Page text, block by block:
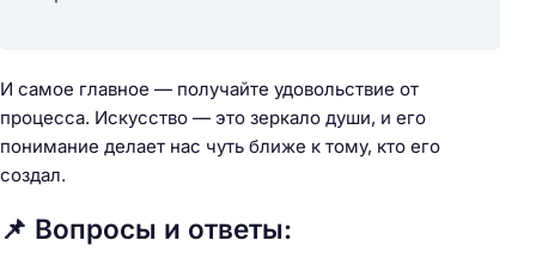
И самое главное — получайте удовольствие от
процесса. Искусство — это зеркало души, и его
понимание делает нас чуть ближе к тому, кто его
создал.
📌 Вопросы и ответы: